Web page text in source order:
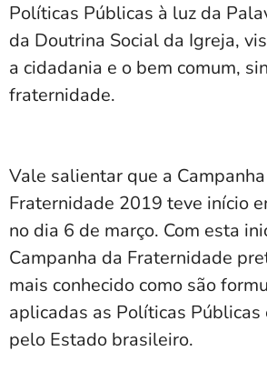
Políticas Públicas à luz da
da Doutrina Social da Igreja,
a cidadania e o bem comum,
fraternidade.
Vale salientar que a
Fraternidade 2019 teve início
no dia 6 de março. Com esta
Campanha da Fraternidade
mais conhecido como são
aplicadas as Políticas
pelo Estado brasileiro.